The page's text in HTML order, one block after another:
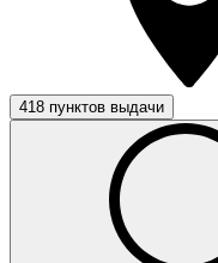
418 пунктов выдачи